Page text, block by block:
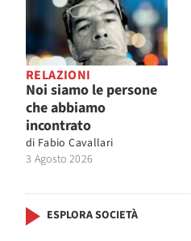
RELAZIONI
Noi siamo le persone
che abbiamo
incontrato
di Fabio Cavallari
3 Agosto 2026
ESPLORA SOCIETÀ